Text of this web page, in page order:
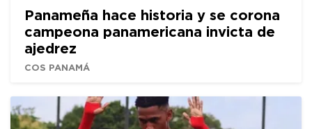
Panameña hace historia y se corona
campeona panamericana invicta de
ajedrez
COS PANAMÁ